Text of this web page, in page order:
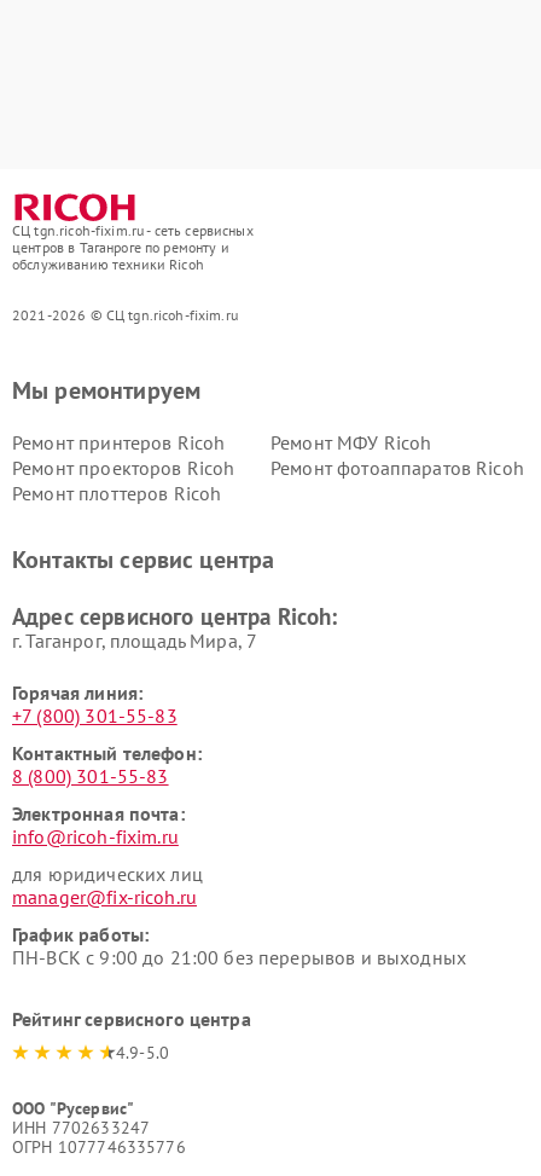
СЦ tgn.ricoh-fixim.ru - сеть сервисных
центров в Таганроге по ремонту и
обслуживанию техники Ricoh
2021-2026 © СЦ tgn.ricoh-fixim.ru
Мы ремонтируем
Ремонт принтеров Ricoh
Ремонт МФУ Ricoh
Ремонт проекторов Ricoh
Ремонт фотоаппаратов Ricoh
Ремонт плоттеров Ricoh
Контакты сервис центра
Адрес сервисного центра Ricoh:
г. Таганрог, площадь Мира, 7
Горячая линия:
+7 (800) 301-55-83
Контактный телефон:
8 (800) 301-55-83
Электронная почта:
info@ricoh-fixim.ru
для юридических лиц
manager@fix-ricoh.ru
График работы:
ПН-ВСК с 9:00 до 21:00 без перерывов и выходных
Рейтинг сервисного центра
4.9-5.0
ООО "Русервис"
ИНН 7702633247
ОГРН 1077746335776